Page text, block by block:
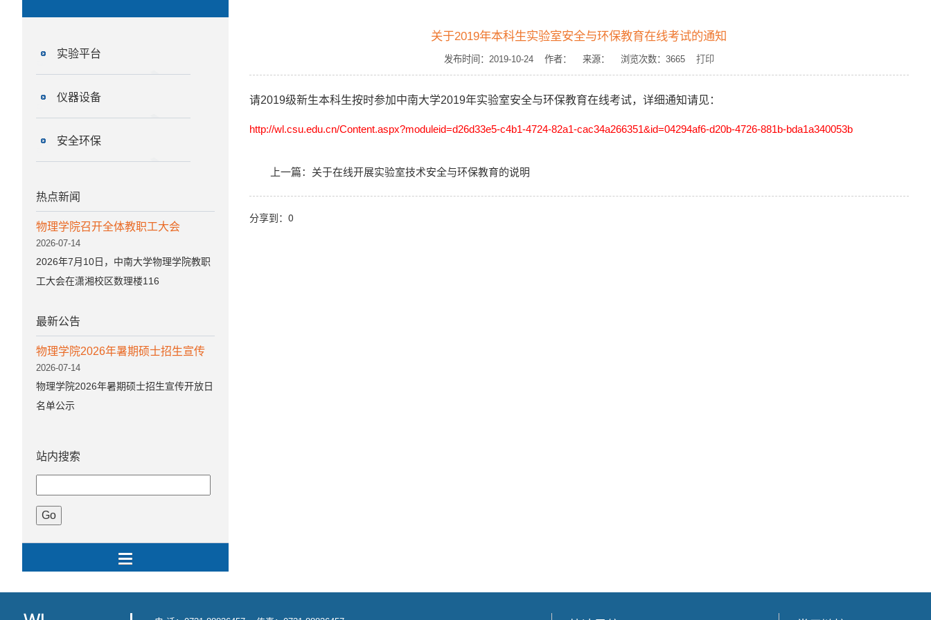
实验平台
仪器设备
安全环保
热点新闻
物理学院召开全体教职工大会
2026-07-14
2026年7月10日，中南大学物理学院教职
工大会在潇湘校区数理楼116
最新公告
物理学院2026年暑期硕士招生宣传
2026-07-14
物理学院2026年暑期硕士招生宣传开放日
名单公示
站内搜索
关于2019年本科生实验室安全与环保教育在线考试的通知
发布时间：2019-10-24 作者： 来源： 浏览次数： 3665 打印
请2019级新生本科生按时参加中南大学2019年实验室安全与环保教育在线考试，详细通知请见：
http://wl.csu.edu.cn/Content.aspx?moduleid=d26d33e5-c4b1-4724-82a1-cac34a266351&id=04294af6-d20b-4726-881b-bda1a340053b
上一篇： 关于在线开展实验室技术安全与环保教育的说明
分享到： 0